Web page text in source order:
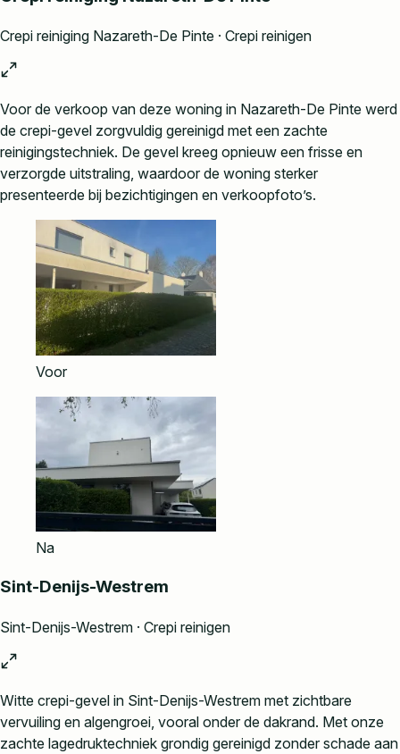
Crepi reiniging Nazareth-De Pinte · Crepi reinigen
Voor de verkoop van deze woning in Nazareth-De Pinte werd
de crepi-gevel zorgvuldig gereinigd met een zachte
reinigingstechniek. De gevel kreeg opnieuw een frisse en
verzorgde uitstraling, waardoor de woning sterker
presenteerde bij bezichtigingen en verkoopfoto’s.
Voor
Na
Sint-Denijs-Westrem
Sint-Denijs-Westrem · Crepi reinigen
Witte crepi-gevel in Sint-Denijs-Westrem met zichtbare
vervuiling en algengroei, vooral onder de dakrand. Met onze
zachte lagedruktechniek grondig gereinigd zonder schade aan